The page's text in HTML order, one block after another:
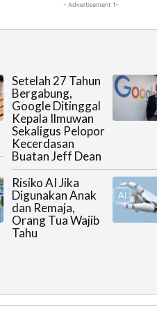
- Advertisement 1-
Setelah 27 Tahun
Bergabung,
Google Ditinggal
Kepala Ilmuwan
Sekaligus Pelopor
Kecerdasan
Buatan Jeff Dean
Risiko AI Jika
Digunakan Anak
dan Remaja,
Orang Tua Wajib
Tahu